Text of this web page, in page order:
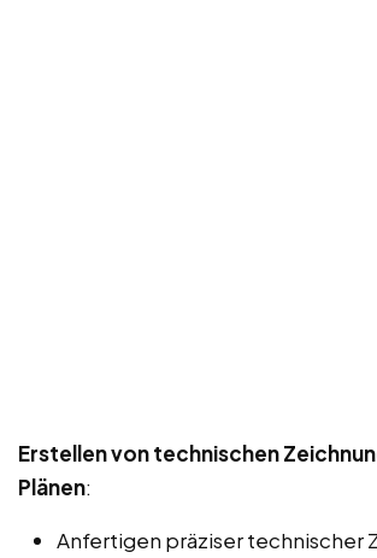
Erstellen von technischen
Plänen:
Anfertigen präziser technischer